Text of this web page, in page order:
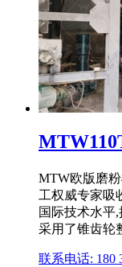
MTW欧版磨
工权威专家吸
国际技术水平
采用了锥齿轮
联系电话: 180